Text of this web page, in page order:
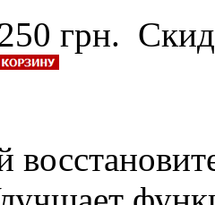
грн.